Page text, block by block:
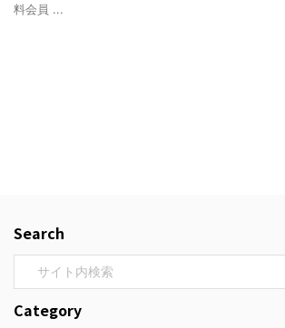
料会員 ...
Search
Category